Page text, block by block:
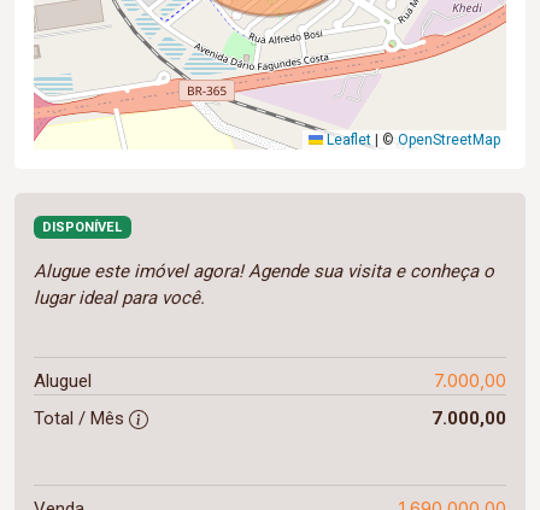
Leaflet ©OpenStreetMap
DISPONÍVEL
Alugue este imóvel agora! Agende sua visita e conheça o
lugar ideal para você.
Aluguel 7.000,00
Total / Mês 7.000,00